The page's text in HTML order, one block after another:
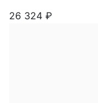
26 324 ₽